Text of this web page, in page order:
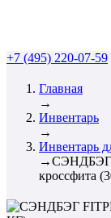
+7 (495) 220-07-59
Главная
→
Инвентарь
→
Инвентарь
→СЭНДБЭГ
кроссфита